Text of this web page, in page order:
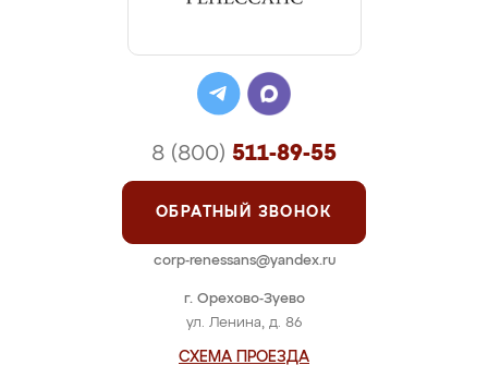
г. Орехово-Зуево
ул. Ленина, д. 86
СХЕМА ПРОЕЗДА
8 (800) 511-89-55
ОБРАТНЫЙ ЗВОНОК
corp-renessans@yandex.ru